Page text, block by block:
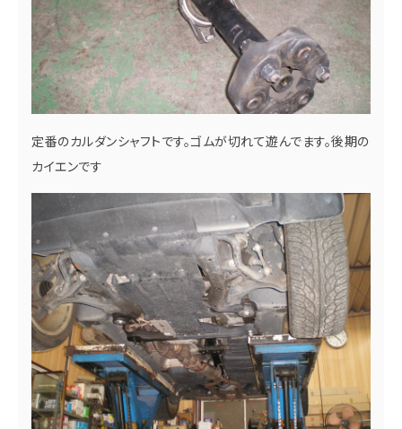
定番のカルダンシャフトです。ゴムが切れて遊んでます。後期の
カイエンです